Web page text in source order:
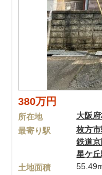
380万円
所在地 大阪府
最寄り駅
枚方市
鉄道
星ケ丘
土地面積